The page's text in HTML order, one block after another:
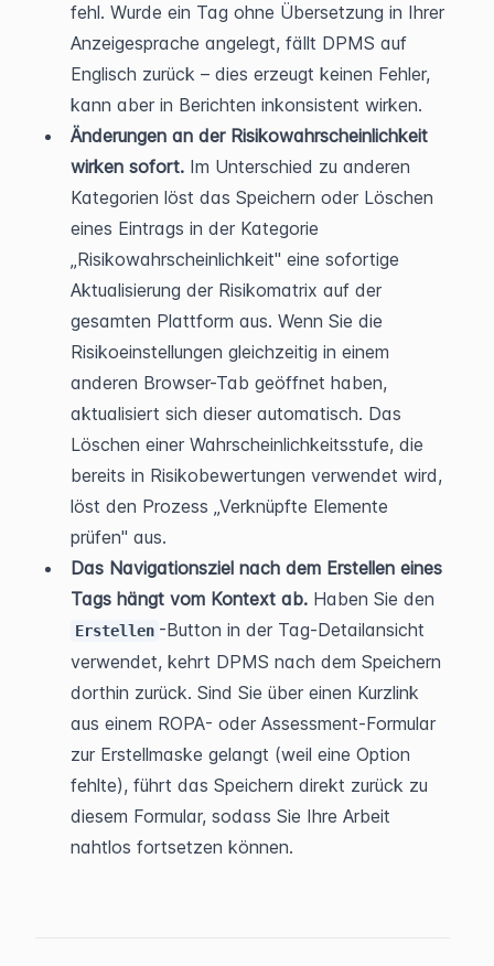
fehl. Wurde ein Tag ohne Übersetzung in Ihrer
Anzeigesprache angelegt, fällt DPMS auf
Englisch zurück – dies erzeugt keinen Fehler,
kann aber in Berichten inkonsistent wirken.
Änderungen an der Risikowahrscheinlichkeit
wirken sofort. Im Unterschied zu anderen
Kategorien löst das Speichern oder Löschen
eines Eintrags in der Kategorie
„Risikowahrscheinlichkeit" eine sofortige
Aktualisierung der Risikomatrix auf der
gesamten Plattform aus. Wenn Sie die
Risikoeinstellungen gleichzeitig in einem
anderen Browser-Tab geöffnet haben,
aktualisiert sich dieser automatisch. Das
Löschen einer Wahrscheinlichkeitsstufe, die
bereits in Risikobewertungen verwendet wird,
löst den Prozess „Verknüpfte Elemente
prüfen" aus.
Das Navigationsziel nach dem Erstellen eines
Tags hängt vom Kontext ab.
Erstellen -Button in der Tag-Detailansicht
verwendet, kehrt DPMS nach dem Speichern
dorthin zurück. Sind Sie über einen Kurzlink
aus einem ROPA- oder Assessment-Formular
zur Erstellmaske gelangt (weil eine Option
fehlte), führt das Speichern direkt zurück zu
diesem Formular, sodass Sie Ihre Arbeit
nahtlos fortsetzen können.